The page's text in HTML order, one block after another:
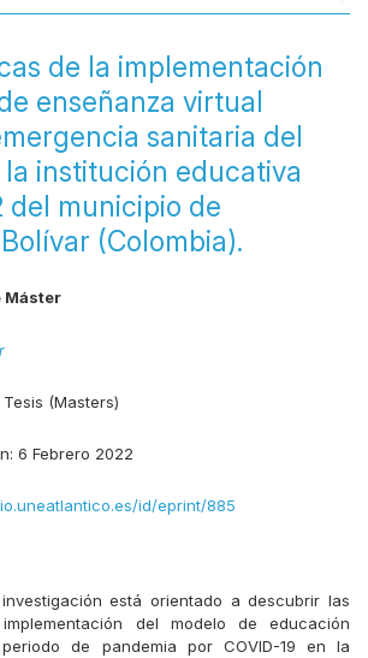
de la implementación
enseñanza virtual
sanitaria del
la institución educativa
del municipio de
(Colombia).
Máster
Tesis (Masters)
6 Febrero 2022
id/eprint/885
está orientado a descubrir las
del modelo de educación
de pandemia por COVID-19 en la